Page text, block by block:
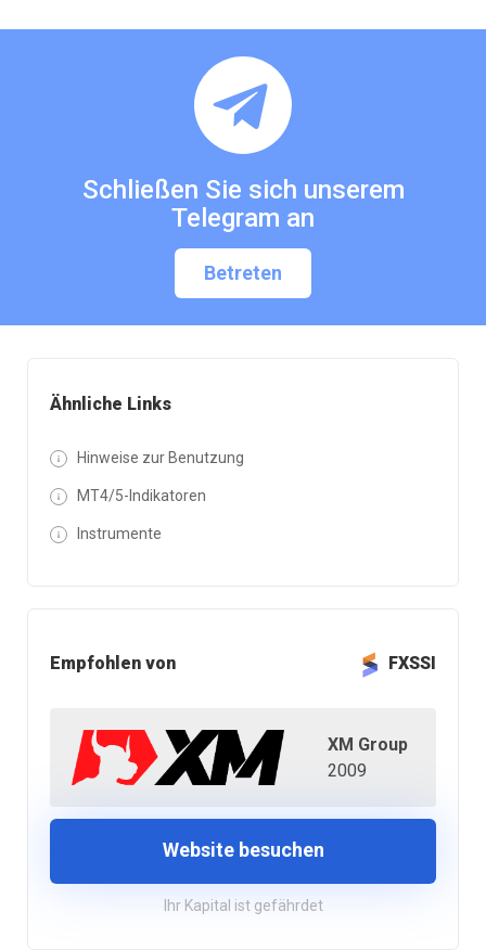
Ähnliche Links
Hinweise zur Benutzung
MT4/5-Indikatoren
Instrumente
Empfohlen von FXSSI
XM Group
2009
Website besuchen
Ihr Kapital ist gefährdet
Schließen Sie sich unserem
Telegram an
Betreten